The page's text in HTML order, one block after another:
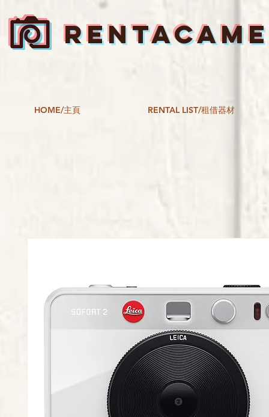
HOME/主頁 RENTAL LIST/租借器材